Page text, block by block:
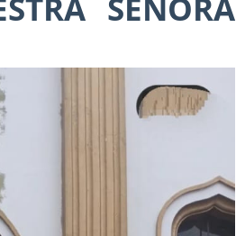
SEÑORA